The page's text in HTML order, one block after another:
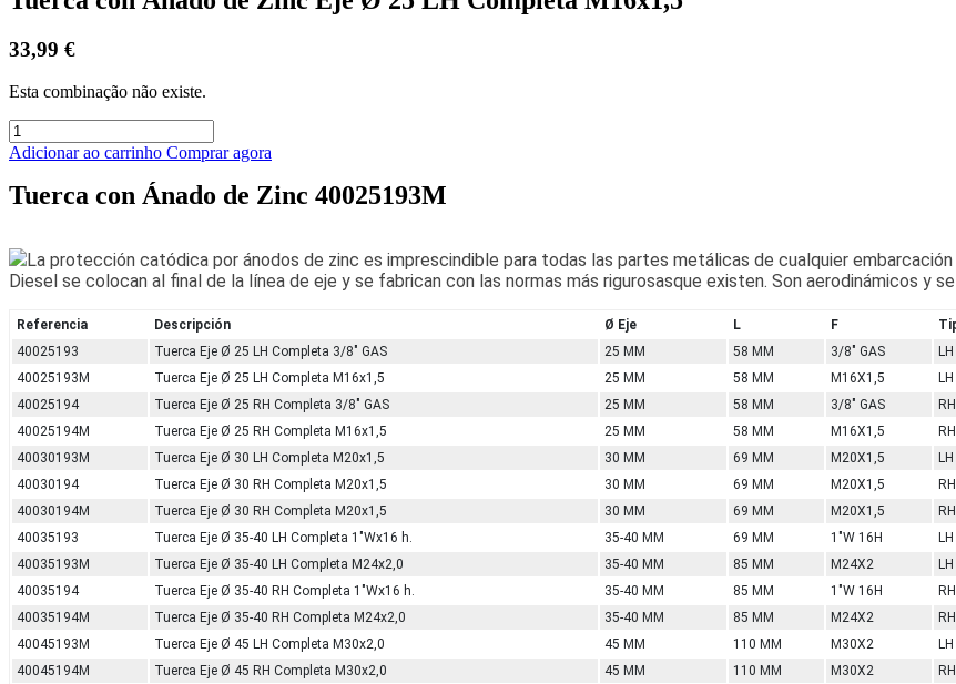
33,99 €
Esta combinação não existe.
Adicionar ao carrinho Comprar agora
Tuerca con Ánado de Zinc 40025193M
La protección catódica por ánodos de zinc es imprescindible para todas las partes metálicas de cualquier
Diesel se colocan al final de la línea de eje y se fabrican con las normas más rigurosasque existen. Son aerodinámicos y
Referencia Descripción Ø Eje L F
40025193
Tuerca Eje Ø 25 LH Completa 3/8" GAS 25 MM 58 MM 3/8" GAS LH
40025193M
Tuerca Eje Ø 25 LH Completa M16x1,5 25 MM 58 MM M16X1,5 LH
40025194
Tuerca Eje Ø 25 RH Completa 3/8" GAS 25 MM 58 MM 3/8" GAS RH
40025194M
Tuerca Eje Ø 25 RH Completa M16x1,5 25 MM 58 MM M16X1,5 RH
40030193M
Tuerca Eje Ø 30 LH Completa M20x1,5 30 MM 69 MM M20X1,5 LH
40030194
Tuerca Eje Ø 30 RH Completa M20x1,5 30 MM 69 MM M20X1,5 RH
40030194M
Tuerca Eje Ø 30 RH Completa M20x1,5 30 MM 69 MM M20X1,5 RH
40035193
Tuerca Eje Ø 35-40 LH Completa 1"Wx16 h. 35-40 MM 69 MM 1"W 16H LH
40035193M
Tuerca Eje Ø 35-40 LH Completa M24x2,0 35-40 MM 85 MM M24X2 LH
40035194
Tuerca Eje Ø 35-40 RH Completa 1"Wx16 h. 35-40 MM 85 MM 1"W 16H RH
40035194M
Tuerca Eje Ø 35-40 RH Completa M24x2,0 35-40 MM 85 MM M24X2 RH
40045193M
Tuerca Eje Ø 45 LH Completa M30x2,0 45 MM 110 MM M30X2 LH
40045194M
Tuerca Eje Ø 45 RH Completa M30x2,0 45 MM 110 MM M30X2 RH